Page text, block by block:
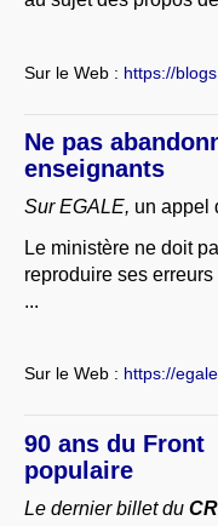
Sur le Web : https://
Ne pas
enseignants
Sur EGALE, un appel
Le ministère ne doit
reproduire ses
...
Sur le Web : https://
90 ans du Front
populaire
Le dernier billet du